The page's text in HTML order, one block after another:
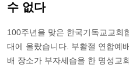
수 없다
100주년을 맞은 한국기독교교회
대에 올랐습니다. 부활절 연합예
배 장소가 부자세습을 한 명성교